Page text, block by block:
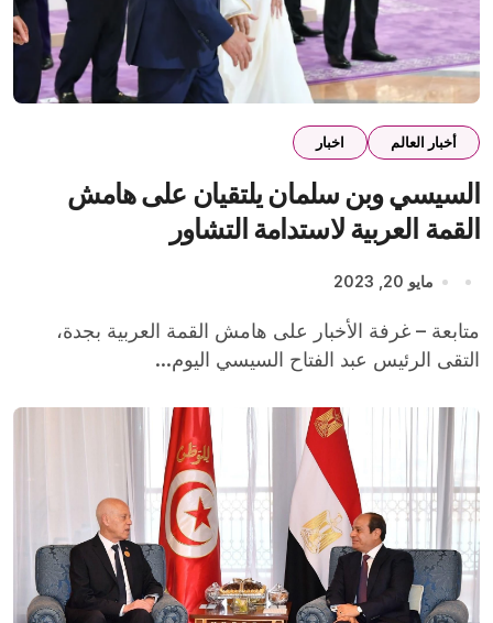
أخبار العالم اخبار
السيسي وبن سلمان يلتقيان على هامش
القمة العربية لاستدامة التشاور
مايو 20, 2023
متابعة – غرفة الأخبار على هامش القمة العربية بجدة،
التقى الرئيس عبد الفتاح السيسي اليوم...